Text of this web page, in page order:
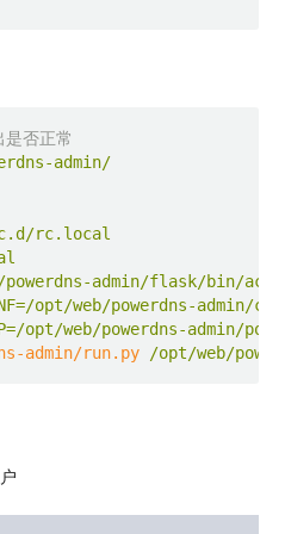
否正常
admin/
rc.local
powerdns-admin/flask/bin/
opt/web/powerdns-admin/
opt/web/powerdns-admin/
admin/run.py
/opt/web/